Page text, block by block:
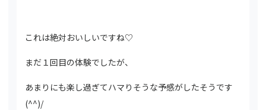
これは絶対おいしいですね♡
まだ１回目の体験でしたが、
あまりにも楽し過ぎてハマりそうな予感がしたそうです
(^^)/